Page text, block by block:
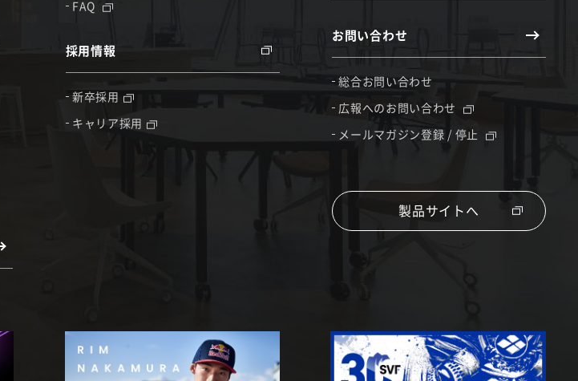
FAQ
採用情報
新卒採用
キャリア採用
お問い合わせ
総合お問い合わせ
広報へのお問い合わせ
メールマガジン登録 / 停止
製品サイトへ